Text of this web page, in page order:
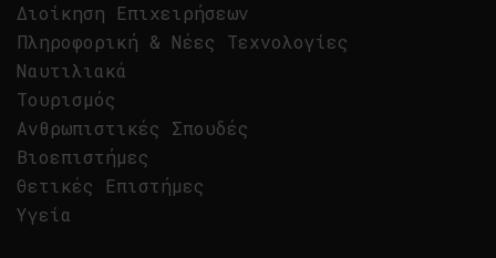
Διοίκηση Επιχειρήσεων
Πληροφορική & Νέες Τεχνολογίες
Ναυτιλιακά
Τουρισμός
Ανθρωπιστικές Σπουδές
Βιοεπιστήμες
Θετικές Επιστήμες
Υγεία